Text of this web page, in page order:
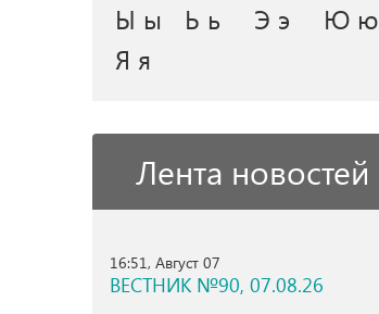
Ы ы
Ь ь Э э
Ю ю
Я я
Лента новостей
16:51, Август 07
ВЕСТНИК №90, 07.08.26